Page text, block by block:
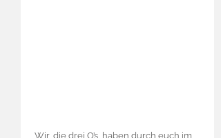
Wir, die drei O’s, haben durch euch im